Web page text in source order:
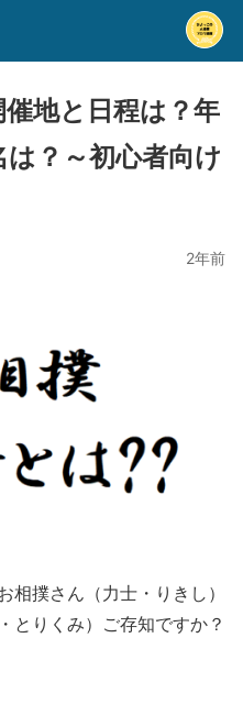
地と日程は？年
？～初心者向け
2年前
相撲さん（力士・りきし）
とりくみ）ご存知ですか？